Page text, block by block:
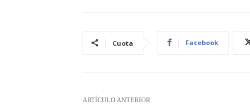
Cuota Facebook
ARTÍCULO ANTERIOR